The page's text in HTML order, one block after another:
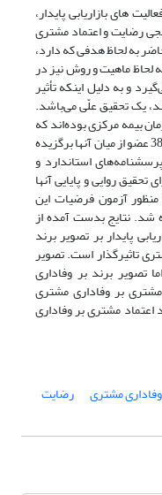
های بازاریابی پایدار،
رضایت و اعتماد مشتری
به لحاظ هدفی که دارد،
لحاظ ماهیت و روش نیز در
و به دلیل اینکه تأثیر
یک تحقیق علّی می‌باشد.
بیمه مرکزی بوده‌اند که
به روش تصادفی ساده نمونه‌ای به تعداد 385 عضو از میان آنها برگزیده
استاندارد و
روایی و پایایی آنها
آزمون فرضیات این
شد. نتایج بدست آمده از
پایدار بر تصویر برند
تاثیرگذار است. تصویر
تصویر برند بر وفاداری
بر وفاداری مشتری
اعتماد مشتری بر وفاداری
وفاداری مشتری رضایت